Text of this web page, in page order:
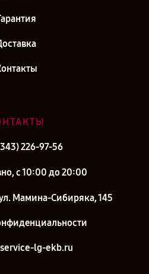
226-97-56
с 10:00 до 20:00
Мамина-Сибиряка, 145
lg-ekb.ru